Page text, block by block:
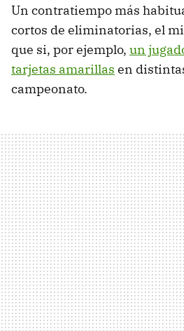
Un contratiempo más
cortos de eliminatorias, el
que si, por ejemplo, un
tarjetas amarillas en
campeonato.